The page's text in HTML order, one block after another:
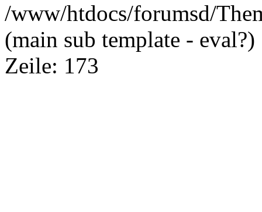
/www/htdocs/forumsd/
(main sub template - eval?)
Zeile: 173